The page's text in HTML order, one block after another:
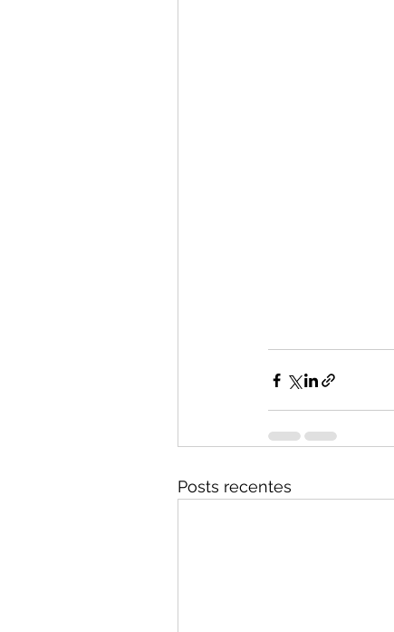
Posts recentes